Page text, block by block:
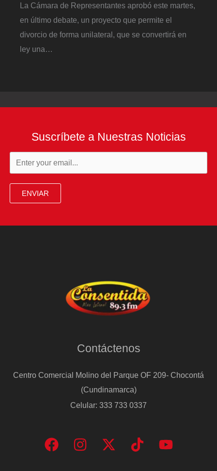
La Cámara de Representantes aprobó este martes,
en último debate, un proyecto que permite el
divorcio de forma unilateral, que se convertirá en
ley una…
Suscríbete a Nuestras Noticias
ENVIAR
Contáctenos
Centro Comercial Molino del Parque OF 209- Chocontá
(Cundinamarca)
Celular: 333 733 0337